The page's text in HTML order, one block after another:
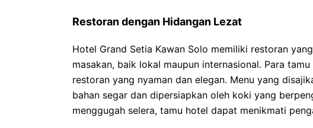
Restoran dengan Hidangan Lezat
Hotel Grand Setia Kawan Solo memiliki restoran
masakan, baik lokal maupun internasional. Para
restoran yang nyaman dan elegan. Menu yang
bahan segar dan dipersiapkan oleh koki yang
menggugah selera, tamu hotel dapat menikmati